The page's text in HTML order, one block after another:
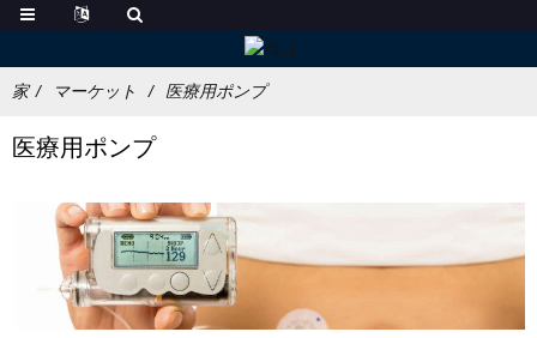
家 マーケット 医療用ポンプ
医療用ポンプ